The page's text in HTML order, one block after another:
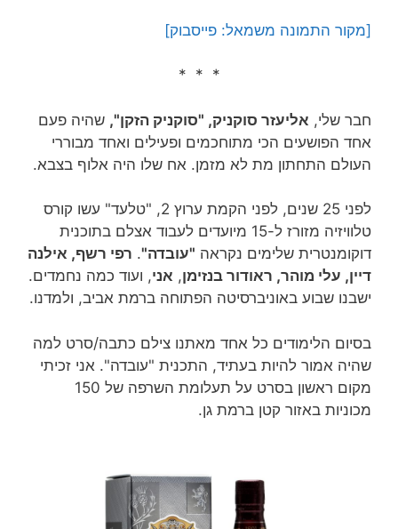
[מקור התמונה משמאל: פייסבוק]
* * *
חבר שלי, אליעזר סוקניק, "סוקניק הזקן", שהיה פעם
אחד הפושעים הכי מתוחכמים ופעילים ואחד מבוררי
העולם התחתון מת לא מזמן. אח שלו היה אלוף בצבא.
לפני 25 שנים, לפני הקמת ערוץ 2, "טלעד" עשו קורס
טלוויזיה מזורז ל-15 מיועדים לעבוד אצלם בתוכנית
דוקומנטרית שלימים נקראה "עובדה". רפי רשף, אילנה
דיין, עלי מוהר, ראודור בנזימן, אני, ועוד כמה נחמדים.
ישבנו שבוע באוניברסיטה הפתוחה ברמת אביב, ולמדנו.
בסיום הלימודים כל אחד מאתנו צילם כתבה/סרט למה
שהיה אמור להיות בעתיד, התכנית "עובדה". אני זכיתי
מקום ראשון בסרט על תעלומת השרפה של 150
מכוניות באזור קטן ברמת גן.